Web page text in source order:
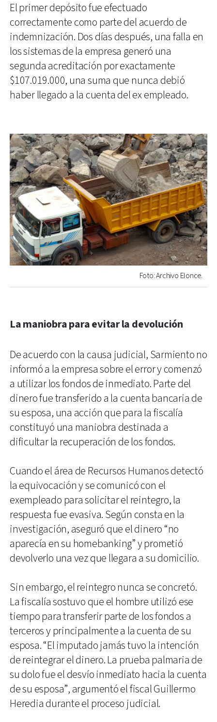
El primer depósito fue efectuado
correctamente como parte del acuerdo de
indemnización. Dos días después, una falla en
los sistemas de la empresa generó una
segunda acreditación por exactamente
$107.019.000, una suma que nunca debió
haber llegado a la cuenta del ex empleado.
Foto: Archivo Elonce.
La maniobra para evitar la devolución
De acuerdo con la causa judicial, Sarmiento no
informó a la empresa sobre el error y comenzó
a utilizar los fondos de inmediato. Parte del
dinero fue transferido a la cuenta bancaria de
su esposa, una acción que para la fiscalía
constituyó una maniobra destinada a
dificultar la recuperación de los fondos.
Cuando el área de Recursos Humanos detectó
la equivocación y se comunicó con el
exempleado para solicitar el reintegro, la
respuesta fue evasiva. Según consta en la
investigación, aseguró que el dinero “no
aparecía en su homebanking” y prometió
devolverlo una vez que llegara a su domicilio.
Sin embargo, el reintegro nunca se concretó.
La fiscalía sostuvo que el hombre utilizó ese
tiempo para transferir parte de los fondos a
terceros y principalmente a la cuenta de su
esposa. “El imputado jamás tuvo la intención
de reintegrar el dinero. La prueba palmaria de
su dolo fue el desvío inmediato hacia la cuenta
de su esposa”, argumentó el fiscal Guillermo
Heredia durante el proceso judicial.